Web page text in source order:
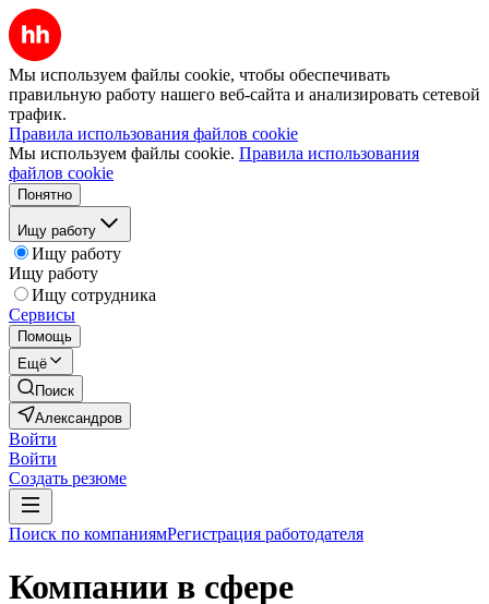
Мы используем файлы cookie, чтобы обеспечивать
правильную работу нашего веб-сайта и анализировать сетевой
трафик.
Правила использования файлов cookie
Мы используем файлы cookie. Правила использования
файлов cookie
Понятно
Ищу работу
Ищу работу
Ищу работу
Ищу сотрудника
Сервисы
Помощь
Ещё
Поиск
Александров
Войти
Войти
Создать резюме
Поиск по компаниямРегистрация работодателя
Компании в сфере